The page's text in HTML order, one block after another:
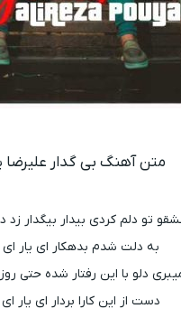
متن آهنگ بی گدار علیرضا
تو دلم کردی بیدار بیگدار زد
به دلت شدم بدهکار ای یار ای
دلو با این رفتار شده حتی
دست از این کارا بردار ای یار ای